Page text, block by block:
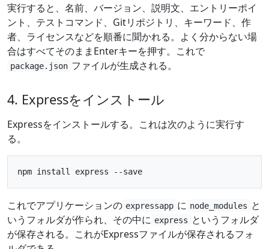
実行すると、名前、バージョン、説明文、エントリーポイ
ント、テストコマンド、Gitリポジトリ、キーワード、作
者、ライセンスなどを順番に聞かれる。よく分からない場
合はすべてそのままEnterキーを押す。これで
package.json ファイルが生成される。
4. Expressをインストール
Expressをインストールする。これは次のように実行す
る。
これでアプリケーションの expressapp に node_modules と
いうフォルダが作られ、その中に express というフォルダ
が保存される。これがExpressファイルが保存されるフォ